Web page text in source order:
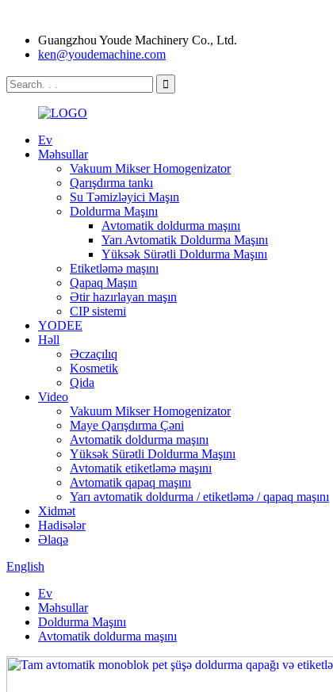
Guangzhou Youde Machinery Co., Ltd.
ken@youdemachine.com
Ev
Məhsullar
Vakuum Mikser Homogenizator
Qarışdırma tankı
Su Təmizləyici Maşın
Doldurma Maşını
Avtomatik doldurma maşını
Yarı Avtomatik Doldurma Maşını
Yüksək Sürətli Doldurma Maşını
Etiketləmə maşını
Qapaq Maşın
Ətir hazırlayan maşın
CIP sistemi
YODEE
Həll
Əczaçılıq
Kosmetik
Qida
Video
Vakuum Mikser Homogenizator
Maye Qarışdırma Çəni
Avtomatik doldurma maşını
Yüksək Sürətli Doldurma Maşını
Avtomatik etiketləmə maşını
Avtomatik qapaq maşını
Yarı avtomatik doldurma / etiketləmə / qapaq maşını
Xidmət
Hadisələr
Əlaqə
English
Ev
Məhsullar
Doldurma Maşını
Avtomatik doldurma maşını